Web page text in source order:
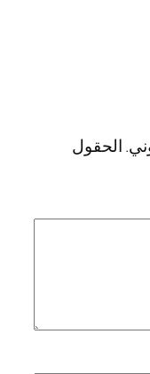
الحقول